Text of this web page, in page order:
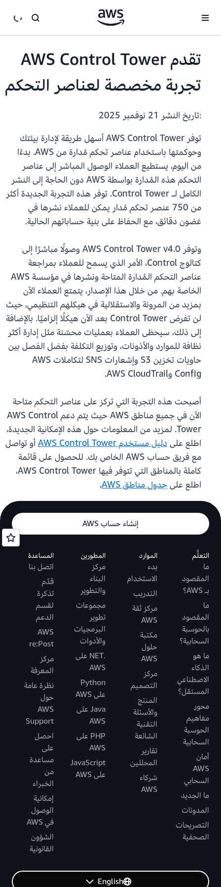
تقدم AWS Control Tower
تجربة مخصصة لعناصر التحكم
:تاريخ النشر
توفر AWS Control Tower أسهل طريقة لإدارة بيئتك
وحوكمتها باستخدام عناصر تحكم مُدارة من AWS. بدءًا
من اليوم، يستطيع العملاء الوصول المباشر إلى عناصر
التحكم هذه المُدارة بواسطة AWS دون الحاجة إلى النشر
الكامل لـ Control Tower. توفر هذه التجربة الجديدة أكثر
من 750 عنصر تحكم مُدار يمكن للعملاء نشرها في
غضون دقائق، مع الحفاظ على بنية حساباتهم الحالية.
وتوفر AWS Control Tower v4.0 وصولًا مباشرًا إلى
كتالوج Control، الأمر الذي يسمح للعملاء بمراجعة
عناصر التحكم المُدارة المتاحة ونشرها في مؤسسة AWS
الخاصة بهم. من خلال هذا الإصدار، يتمتع العملاء الآن
بمزيد من المرونة والاستقلالية في هيكلهم التنظيمي، حيث
لن تفرض Control Tower بعد الآن هيكلًا إلزاميًا. بالإضافة
إلى ذلك، سيحظى العملاء بعمليات محسّنة مثل إدارة أكثر
نظافة للموارد والأذونات، وتوزيع التكلفة بفضل الفصل بين
حاويات تخزين S3 وإشعارات SNS لتكاملات AWS
Config وAWS CloudTrail.
أصبحت هذه التجربة التي تركز على عناصر التحكم متاحة
الآن في جميع مناطق AWS حيث يتم دعم AWS Control
Tower. لمزيد من المعلومات حول هذه الإمكانية الجديدة،
اطلع علىدليل مستخدم AWS Control Tower
أو تواصل
مع فريق حساب AWS الخاص بك. للحصول على قائمة
كاملة بالمناطق التي تتوفر فيها AWS Control Tower،
اطلع علىجدول مناطق AWS .
إنشاء حساب AWS
التعلُّم
ما
المقصود
بـ AWS؟
ما
المقصود
بالحوسبة
السحابية؟
ما هو
الذكاء
الاصطناعي
المستقل؟
محور
مفاهيم
الحوسبة
السحابية
أمان
AWS
السحابي
ما الجديد
المدونات
التصريحات
الصحفية
الموارد
بدء
الاستخدام
التدريب
مركز ثقة
AWS
مكتبة
حلول
AWS
مركز
التصميم
المنتج
والأسئلة
التقنية
الشائعة
تقارير
المحللين
شركاء
AWS
المطورين
مركز
البناء
والتطوير
مجموعات
تطوير
البرمجيات
والأدوات
.NET على
AWS
Python
على AWS
Java على
AWS
PHP على
AWS
JavaScript
على AWS
المساعدة
اتصل بنا
قدّم
تذكرة
لقسم
الدعم
AWS
re:Post
مركز
المعرفة
نظرة عامة
حول
AWS
Support
احصل
على
مساعدة
من
الخبراء
إمكانية
الوصول
في AWS
الشؤون
القانونية
English